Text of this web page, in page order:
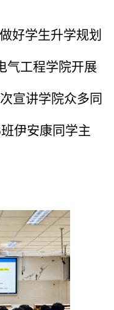
好学生升学规划
气工程学院开展
宣讲学院众多同
伊安康同学主